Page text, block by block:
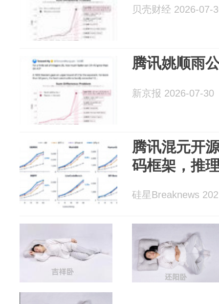
贝壳财经 2026-07-
腾讯姚顺雨
新京报 2026-07-30
腾讯混元开
码框架，推
硅星Breaknews